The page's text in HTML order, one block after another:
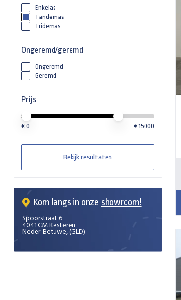
Enkelas
Tandemas
Tridemas
Ongeremd/geremd
Ongeremd
Geremd
Prijs
Minimale prijswaarde
Price maximum value
€ 0 €15000
Bekijk resultaten
Kom langs in onze showroom!
Spoorstraat 6
4041 CM Kesteren
Neder-Betuwe, (GLD)